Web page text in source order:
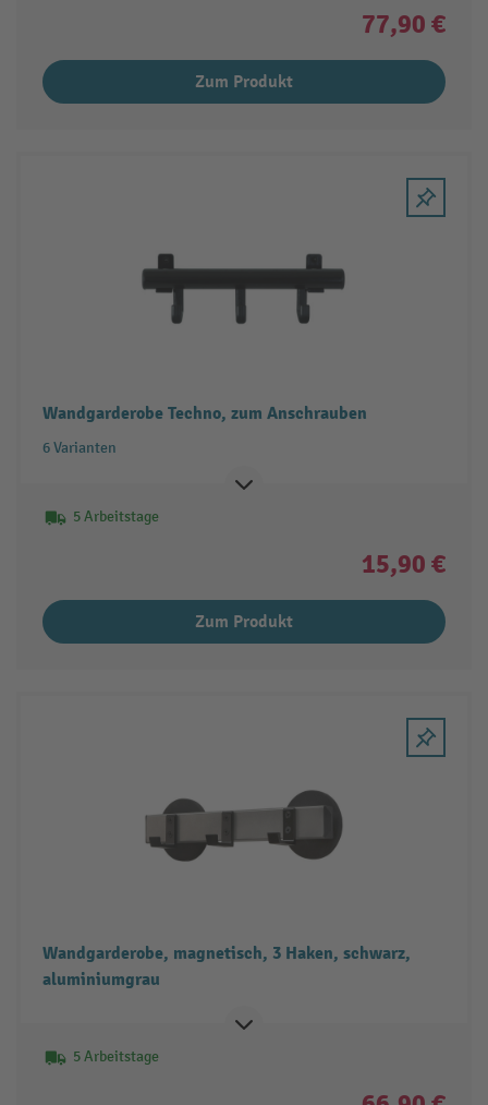
77,90 €
Zum Produkt
Wandgarderobe Techno, zum Anschrauben
6 Varianten
5 Arbeitstage
15,90 €
Zum Produkt
Wandgarderobe, magnetisch, 3 Haken, schwarz,
aluminiumgrau
5 Arbeitstage